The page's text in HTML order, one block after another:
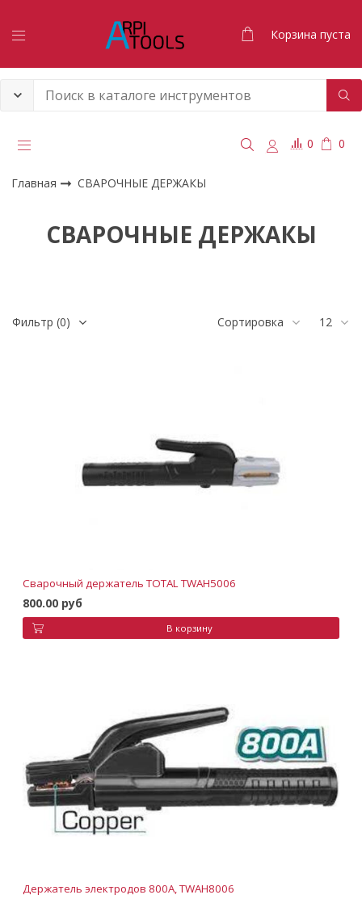
Корзина пуста
0 0
Главная СВАРОЧНЫЕ ДЕРЖАКЫ
СВАРОЧНЫЕ ДЕРЖАКЫ
Фильтр (0) Сортировка 12
Сварочный держатель TOTAL TWAH5006
800.00 руб
В корзину
Держатель электродов 800A, TWAH8006